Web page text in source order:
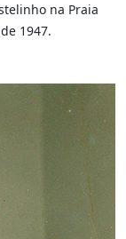
na Praia
1947.